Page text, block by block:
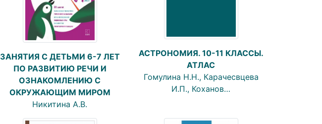
ЗАНЯТИЯ С ДЕТЬМИ 6-7 ЛЕТ
ПО РАЗВИТИЮ РЕЧИ И
ОЗНАКОМЛЕНИЮ С
ОКРУЖАЮЩИМ МИРОМ
Никитина А.В.
АСТРОНОМИЯ. 10-11 КЛАССЫ.
АТЛАС
Гомулина Н.Н., Карачесвцева
И.П., Коханов…